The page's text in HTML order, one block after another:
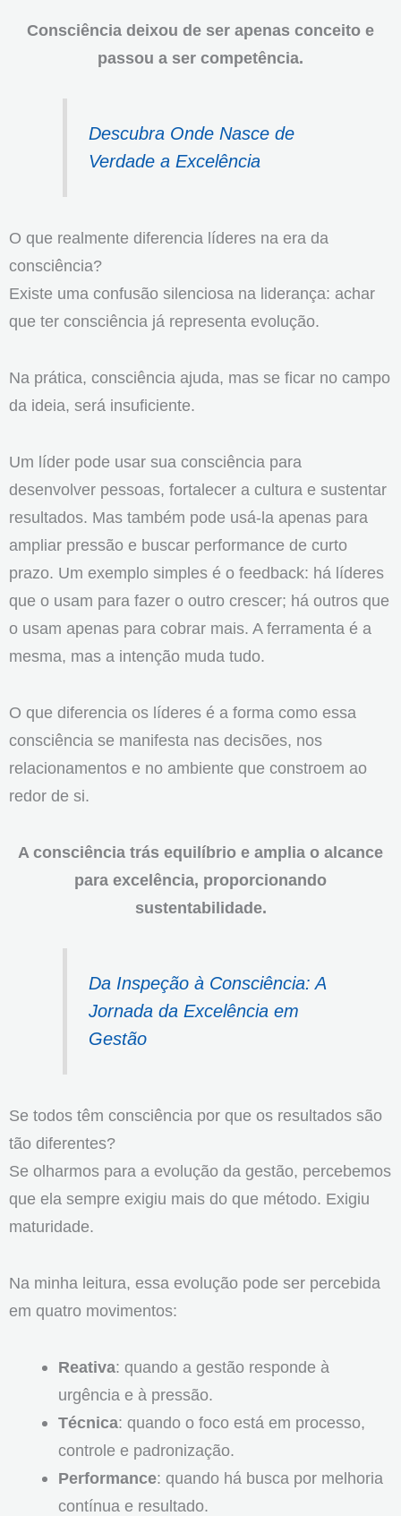
Consciência deixou de ser apenas conceito e
passou a ser competência.
Descubra Onde Nasce de
Verdade a Excelência
O que realmente diferencia líderes na era da
consciência?
Existe uma confusão silenciosa na liderança: achar
que ter consciência já representa evolução.
Na prática, consciência ajuda, mas se ficar no campo
da ideia, será insuficiente.
Um líder pode usar sua consciência para
desenvolver pessoas, fortalecer a cultura e sustentar
resultados. Mas também pode usá-la apenas para
ampliar pressão e buscar performance de curto
prazo. Um exemplo simples é o feedback: há líderes
que o usam para fazer o outro crescer; há outros que
o usam apenas para cobrar mais. A ferramenta é a
mesma, mas a intenção muda tudo.
O que diferencia os líderes é a forma como essa
consciência se manifesta nas decisões, nos
relacionamentos e no ambiente que constroem ao
redor de si.
A consciência trás equilíbrio e amplia o alcance
para excelência, proporcionando
sustentabilidade.
Da Inspeção à Consciência: A
Jornada da Excelência em
Gestão
Se todos têm consciência por que os resultados são
tão diferentes?
Se olharmos para a evolução da gestão, percebemos
que ela sempre exigiu mais do que método. Exigiu
maturidade.
Na minha leitura, essa evolução pode ser percebida
em quatro movimentos:
Reativa: quando a gestão responde à
urgência e à pressão.
Técnica: quando o foco está em processo,
controle e padronização.
Performance: quando há busca por melhoria
contínua e resultado.